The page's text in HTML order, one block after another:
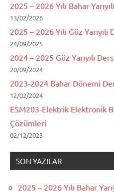
2025 – 2026 Yılı Bahar
13/02/2026
2025 – 2026 Yılı Güz
24/09/2025
2024 – 2025 Güz Yarıyılı
20/09/2024
2023-2024 Bahar Dönemi
12/02/2024
ESM203-Elektrik Elektronik
Çözümleri
02/12/2023
SON YAZILAR
2025 – 2026 Yılı Bahar